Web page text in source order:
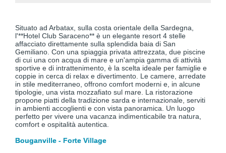
Situato ad Arbatax, sulla costa orientale della Sardegna,
l'**Hotel Club Saraceno** è un elegante resort 4 stelle
affacciato direttamente sulla splendida baia di San
Gemiliano. Con una spiaggia privata attrezzata, due piscine
di cui una con acqua di mare e un'ampia gamma di attività
sportive e di intrattenimento, è la scelta ideale per famiglie e
coppie in cerca di relax e divertimento. Le camere, arredate
in stile mediterraneo, offrono comfort moderni e, in alcune
tipologie, una vista mozzafiato sul mare. La ristorazione
propone piatti della tradizione sarda e internazionale, serviti
in ambienti accoglienti e con vista panoramica. Un luogo
perfetto per vivere una vacanza indimenticabile tra natura,
comfort e ospitalità autentica.
Bouganville - Forte Village